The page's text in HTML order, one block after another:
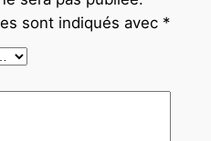
sont indiqués avec *